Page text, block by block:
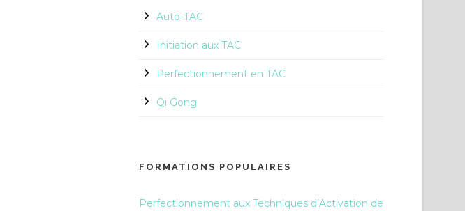
Auto-TAC
Initiation aux TAC
Perfectionnement en TAC
Qi Gong
FORMATIONS POPULAIRES
Perfectionnement aux Techniques d’Activation de